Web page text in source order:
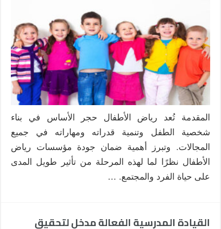
في
مؤسسات
رياض
الأطفال
مغلقة
المقدمة تُعد رياض الأطفال حجر الأساس في بناء
شخصية الطفل وتنمية قدراته ومهاراته في جميع
المجالات. وتبرز أهمية ضمان جودة مؤسسات رياض
الأطفال نظرًا لما لهذه المرحلة من تأثير طويل المدى
على حياة الفرد والمجتمع. …
القيادة المدرسية الفعالة مدخل لتحقيق